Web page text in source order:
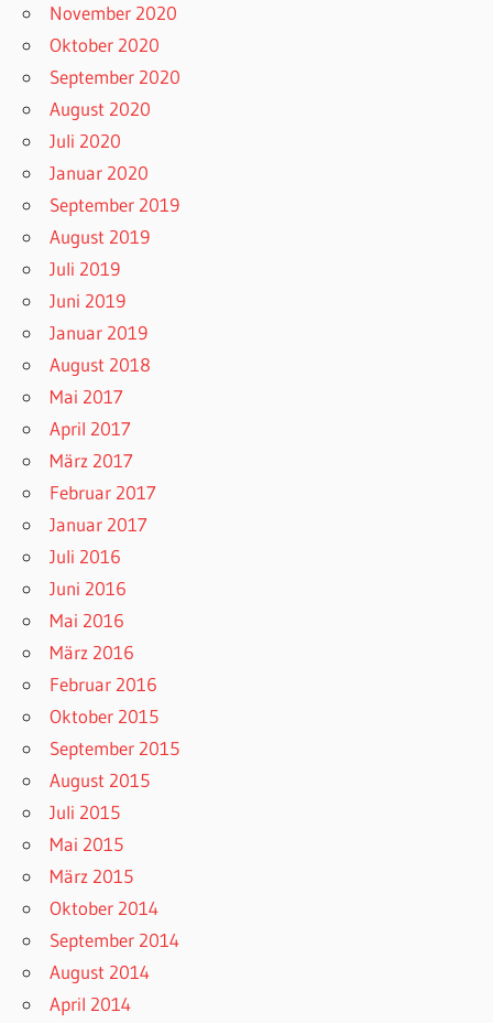
November 2020
Oktober 2020
September 2020
August 2020
Juli 2020
Januar 2020
September 2019
August 2019
Juli 2019
Juni 2019
Januar 2019
August 2018
Mai 2017
April 2017
März 2017
Februar 2017
Januar 2017
Juli 2016
Juni 2016
Mai 2016
März 2016
Februar 2016
Oktober 2015
September 2015
August 2015
Juli 2015
Mai 2015
März 2015
Oktober 2014
September 2014
August 2014
April 2014